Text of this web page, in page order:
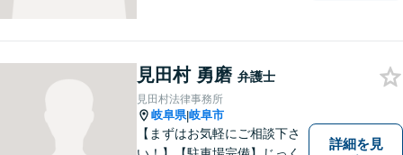
対応するため、必要な場合に
は他事務所の弁護士と連携し
ます。ご相談下さい。
見田村 勇磨 弁護士
見田村法律事務所
岐阜県|岐阜市
【まずはお気軽にご相談下さ
詳細を見